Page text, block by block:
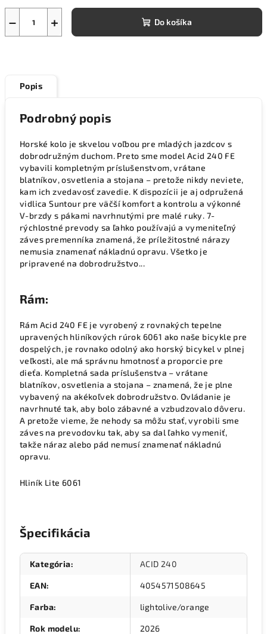
+
− Do košíka
Popis
Podrobný popis
Horské kolo je skvelou voľbou pre mladých jazdcov s
dobrodružným duchom. Preto sme model Acid 240 FE
vybavili kompletným príslušenstvom, vrátane
blatníkov, osvetlenia a stojana – pretože nikdy neviete,
kam ich zvedavosť zavedie. K dispozícii je aj odpružená
vidlica Suntour pre väčší komfort a kontrolu a výkonné
V-brzdy s pákami navrhnutými pre malé ruky. 7-
rýchlostné prevody sa ľahko používajú a vymeniteľný
záves premenníka znamená, že príležitostné nárazy
nemusia znamenať nákladnú opravu. Všetko je
pripravené na dobrodružstvo...
Rám:
Rám Acid 240 FE je vyrobený z rovnakých tepelne
upravených hliníkových rúrok 6061 ako naše bicykle pre
dospelých, je rovnako odolný ako horský bicykel v plnej
veľkosti, ale má správnu hmotnosť a proporcie pre
dieťa. Kompletná sada príslušenstva – vrátane
blatníkov, osvetlenia a stojana – znamená, že je plne
vybavený na akékoľvek dobrodružstvo. Ovládanie je
navrhnuté tak, aby bolo zábavné a vzbudzovalo dôveru.
A pretože vieme, že nehody sa môžu stať, vyrobili sme
záves na prevodovku tak, aby sa dal ľahko vymeniť,
takže náraz alebo pád nemusí znamenať nákladnú
opravu.
Hliník Lite 6061
Špecifikácia
Kategória: ACID 240
EAN: 4054571508645
Farba: lightolive/orange
Rok modelu: 2026